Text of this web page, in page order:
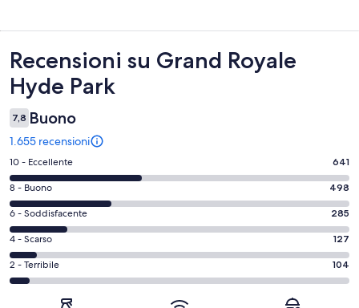
Recensioni
Recensioni su Grand Royale
Hyde Park
7,8 Buono
1.655 recensioni
Valutazione
di
10
-
Eccellente.
641
su
1655
recensioni
10 - Eccellente 641
Valutazione
di
8
-
Buono.
498
8 - Buono 498
Valutazione
di
6
-
Soddisfacente.
6 - Soddisfacente 285
Valutazione
di
4
4 - Scarso 127
Valutazione
di
2 - Terribile 104